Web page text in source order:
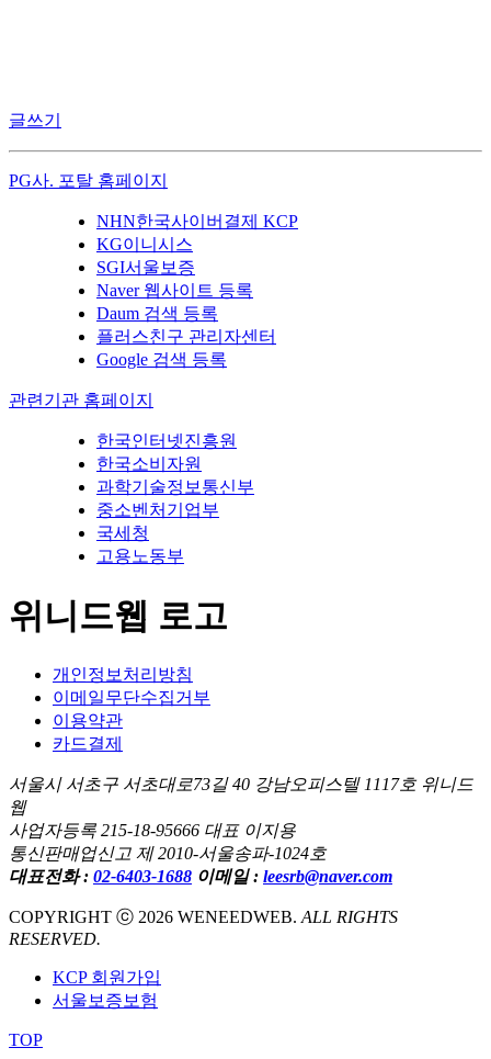
글쓰기
PG사. 포탈 홈페이지
NHN한국사이버결제 KCP
KG이니시스
SGI서울보증
Naver 웹사이트 등록
Daum 검색 등록
플러스친구 관리자센터
Google 검색 등록
관련기관 홈페이지
한국인터넷진흥원
한국소비자원
과학기술정보통신부
중소벤처기업부
국세청
고용노동부
위니드웹 로고
개인정보처리방침
이메일무단수집거부
이용약관
카드결제
서울시 서초구 서초대로73길 40 강남오피스텔 1117호 위니드
웹
사업자등록 215-18-95666 대표 이지용
통신판매업신고 제 2010-서울송파-1024호
대표전화 : 02-6403-1688 이메일 : leesrb@naver.com
COPYRIGHT ⓒ 2026 WENEEDWEB. ALL RIGHTS
RESERVED.
KCP 회원가입
서울보증보험
TOP